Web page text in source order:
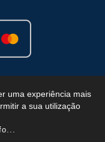
uma experiência mais
a sua utilização